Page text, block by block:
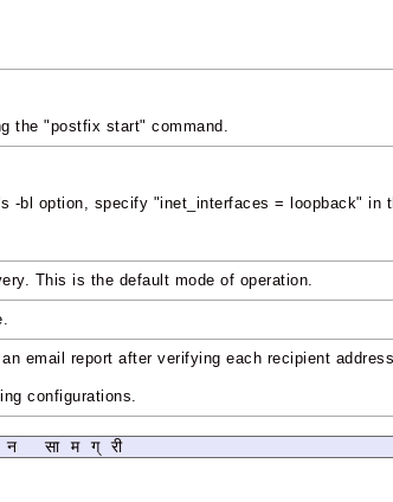
the "postfix start" command.
-bl option, specify "inet_interfaces = loopback" in
This is the default mode of operation.
email report after verifying each recipient
configurations.
सामग्री